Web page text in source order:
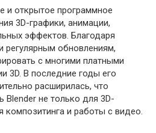
и открытое программное
3D-графики, анимации,
эффектов. Благодаря
регулярным обновлениям,
с многими платными
3D. В последние годы его
расширилась, что
Blender не только для 3D-
композитинга и работы с видео.